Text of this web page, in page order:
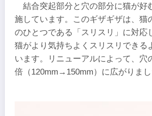
結合突起部分と穴の部分に猫が好
施しています。このギザギザは、猫
のひとつである「スリスリ」に対応
猫がより気持ちよくスリスリできる
います。リニューアルによって、穴
倍（120mm→150mm）に広がりまし